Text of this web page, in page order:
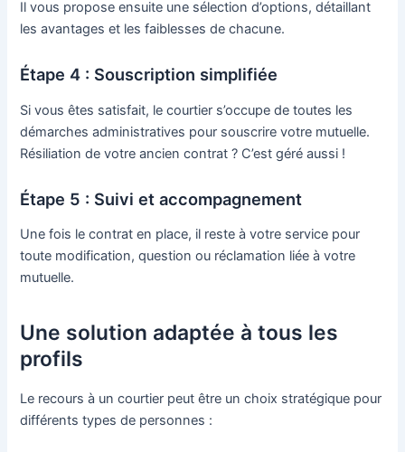
Il vous propose ensuite une sélection d’options, détaillant
les avantages et les faiblesses de chacune.
Étape 4 : Souscription simplifiée
Si vous êtes satisfait, le courtier s’occupe de toutes les
démarches administratives pour souscrire votre mutuelle.
Résiliation de votre ancien contrat ? C’est géré aussi !
Étape 5 : Suivi et accompagnement
Une fois le contrat en place, il reste à votre service pour
toute modification, question ou réclamation liée à votre
mutuelle.
Une solution adaptée à tous les
profils
Le recours à un courtier peut être un choix stratégique pour
différents types de personnes :